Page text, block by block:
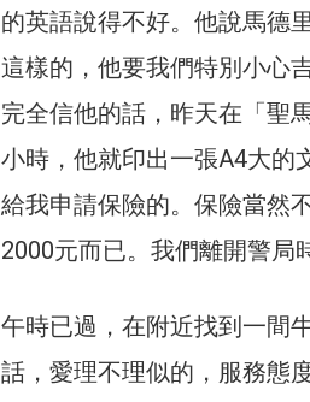
的英語說得不好。他說馬德
這樣的，他要我們特別小心
完全信他的話，昨天在「聖
小時，他就印出一張A4大的
給我申請保險的。保險當然
2000元而已。我們離開警局
午時已過，在附近找到一間
話，愛理不理似的，服務態